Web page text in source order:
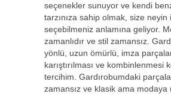
seçenekler sunuyor ve kendi
tarzınıza sahip olmak, size neyin
seçebilmeniz anlamına geliyor.
zamanlıdır ve stil zamansız.
yönlü, uzun ömürlü, imza
karıştırılması ve kombinlenmesi
tercihim. Gardırobumdaki
zamansız ve klasik ama modaya